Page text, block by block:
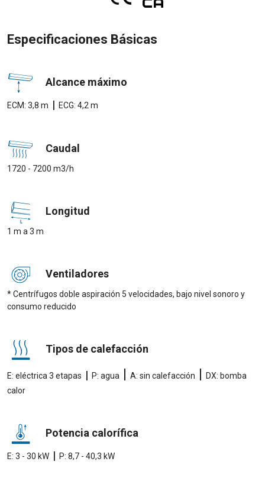
Especificaciones Básicas
Alcance máximo
ECM: 3,8 m | ECG: 4,2 m
Caudal
1720 - 7200 m3/h
Longitud
1 m a 3 m
Ventiladores
* Centrífugos doble aspiración 5 velocidades, bajo nivel sonoro y
consumo reducido
Tipos de calefacción
E: eléctrica 3 etapas | P: agua | A: sin calefacción |
DX: bomba
calor
Potencia calorífica
E: 3 - 30 kW | P: 8,7 - 40,3 kW